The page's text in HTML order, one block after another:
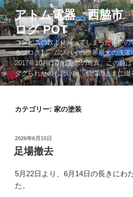
コ
ン
テ
ン
ツ
へ
ス
キ
アトム電器 西脇市
ログ POT
コンビニの数より減ってしまった街中
るブログ】 ムンバイの世界最大の洗濯
2017年10月に訪れた際の写真。この時
タクられたのも思い出。煩悩のままに綴
カテゴリー: 家の塗装
投
稿
日:
2026年6月15日
足場撤去
5月22日より、6月14日の長きにわ
た。